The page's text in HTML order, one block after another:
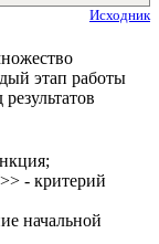
Исходник
этап работы
- критерий
начальной